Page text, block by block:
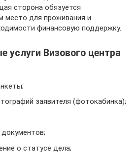
сторона обязуется
место для проживания и
финансовую поддержку.
услуги Визового центра
заявителя (фотокабинка);
о статусе дела;